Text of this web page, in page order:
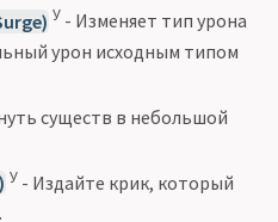
У - Изменяет тип урона
урон исходным типом
существ в небольшой
У - Издайте крик, который